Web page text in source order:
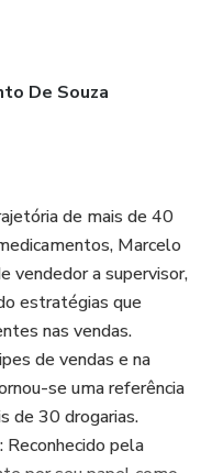
Estilo de Vida
até pratos leves para
para se adequar ao
é apenas sobre o
holística de
apresentam
estratégias
Desde a prevenção
chave de
decisões informadas
De Souza
de mais de 40
Marcelo
vendedor a supervisor,
estratégias que
nas vendas.
de vendas e na
se uma referência
de 30 drogarias.
pela